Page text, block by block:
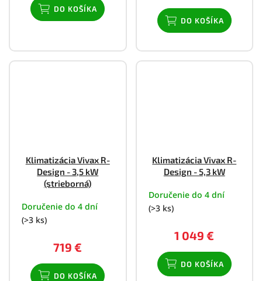
DO KOŠÍKA
DO KOŠÍKA
Klimatizácia Vivax R-
Design - 3,5 kW
(strieborná)
Doručenie do 4 dní
(>3 ks)
719 €
DO KOŠÍKA
Klimatizácia Vivax R-
Design - 5,3 kW
Doručenie do 4 dní
(>3 ks)
1 049 €
DO KOŠÍKA